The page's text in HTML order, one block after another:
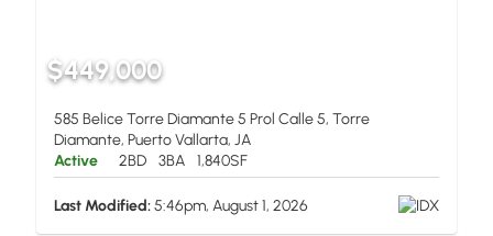
$449,000
585 Belice Torre Diamante 5 Prol Calle 5, Torre
Diamante, Puerto Vallarta, JA
Active
2BD 3BA 1,840SF
Last Modified:5:46pm, August 1, 2026